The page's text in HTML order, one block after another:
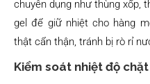
chuyên dụng như thùng xốp,
gel để giữ nhiệt cho hàng
thật cẩn thận, tránh bị rò rỉ
Kiểm soát nhiệt độ